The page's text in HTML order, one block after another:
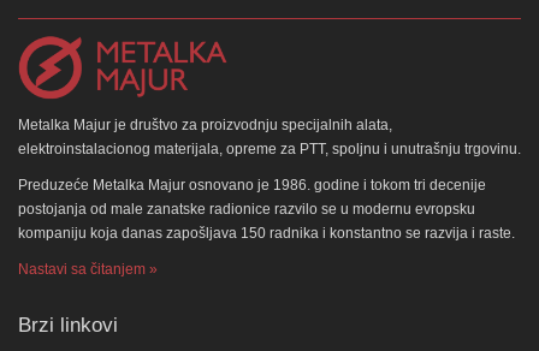
Metalka Majur je društvo za proizvodnju specijalnih alata,
elektroinstalacionog materijala, opreme za PTT, spoljnu i unutrašnju trgovinu.
Preduzeće Metalka Majur osnovano je 1986. godine i tokom tri decenije
postojanja od male zanatske radionice razvilo se u modernu evropsku
kompaniju koja danas zapošljava 150 radnika i konstantno se razvija i raste.
Nastavi sa čitanjem »
Brzi linkovi